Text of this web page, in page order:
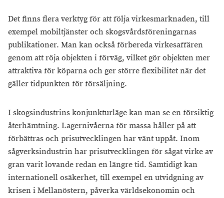
Det finns flera verktyg för att följa virkesmarknaden, till
exempel mobiltjänster och skogsvårdsföreningarnas
publikationer. Man kan också förbereda virkesaffären
genom att röja objekten i förväg, vilket gör objekten mer
attraktiva för köparna och ger större flexibilitet när det
gäller tidpunkten för försäljning.
I skogsindustrins konjunkturläge kan man se en försiktig
återhämtning. Lagernivåerna för massa håller på att
förbättras och prisutvecklingen har vänt uppåt. Inom
sågverksindustrin har prisutvecklingen för sågat virke av
gran varit lovande redan en längre tid. Samtidigt kan
internationell osäkerhet, till exempel en utvidgning av
krisen i Mellanöstern, påverka världsekonomin och